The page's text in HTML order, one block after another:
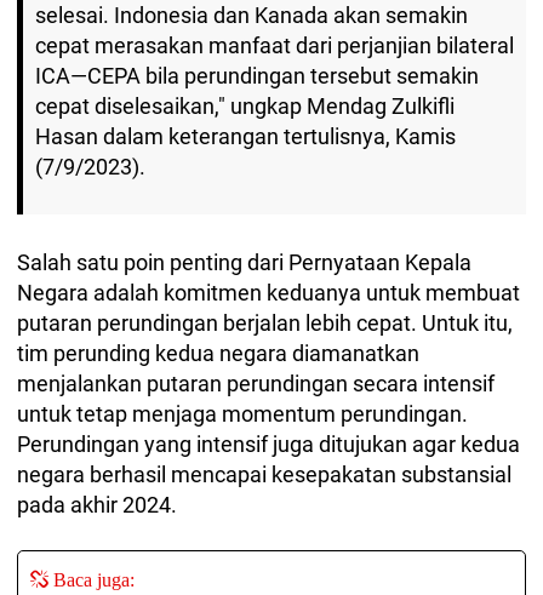
selesai. Indonesia dan Kanada akan semakin
cepat merasakan manfaat dari perjanjian bilateral
ICA—CEPA bila perundingan tersebut semakin
cepat diselesaikan," ungkap Mendag Zulkifli
Hasan dalam keterangan tertulisnya, Kamis
(7/9/2023).
Salah satu poin penting dari Pernyataan Kepala
Negara adalah komitmen keduanya untuk membuat
putaran perundingan berjalan lebih cepat. Untuk itu,
tim perunding kedua negara diamanatkan
menjalankan putaran perundingan secara intensif
untuk tetap menjaga momentum perundingan.
Perundingan yang intensif juga ditujukan agar kedua
negara berhasil mencapai kesepakatan substansial
pada akhir 2024.
Baca juga: